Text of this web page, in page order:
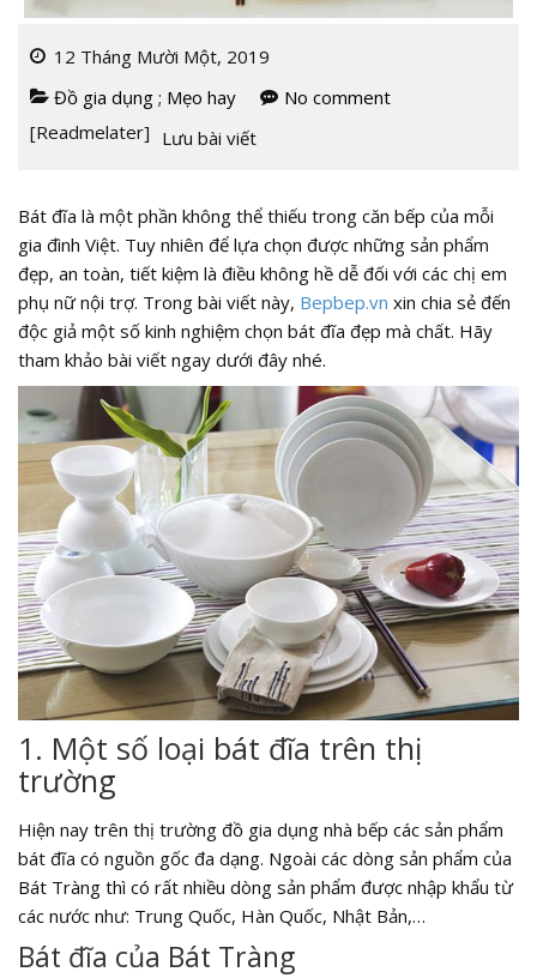
12 Tháng Mười Một, 2019
Đồ gia dụng ; Mẹo hay
No comment
[Readmelater] Lưu bài viết
Bát đĩa là một phần không thể thiếu trong căn bếp của mỗi
gia đình Việt. Tuy nhiên để lựa chọn được những sản phẩm
đẹp, an toàn, tiết kiệm là điều không hề dễ đối với các chị em
phụ nữ nội trợ. Trong bài viết này, Bepbep.vn xin chia sẻ đến
độc giả một số kinh nghiệm chọn bát đĩa đẹp mà chất. Hãy
tham khảo bài viết ngay dưới đây nhé.
1. Một số loại bát đĩa trên thị
trường
Hiện nay trên thị trường đồ gia dụng nhà bếp các sản phẩm
bát đĩa có nguồn gốc đa dạng. Ngoài các dòng sản phẩm của
Bát Tràng thì có rất nhiều dòng sản phẩm được nhập khẩu từ
các nước như: Trung Quốc, Hàn Quốc, Nhật Bản,…
Bát đĩa của Bát Tràng